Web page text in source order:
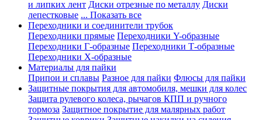
и липких лент Диски отрезные по металлу Диски
лепестковые ... Показать все
Переходники и соединители трубок
Переходники прямые Переходники Y-образные
Переходники Г-образные Переходники Т-образные
Переходники Х-образные
Материалы для пайки
Припои и сплавы Разное для пайки Флюсы для пайки
Защитные покрытия для автомобиля, мешки для колес
Защита рулевого колеса, рычагов КПП и ручного
тормоза Защитное покрытие для малярных работ